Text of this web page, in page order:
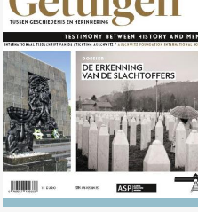
Nr. 129 (10/2019) De erkenning
van de slachtoffers